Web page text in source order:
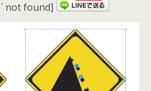
not found]